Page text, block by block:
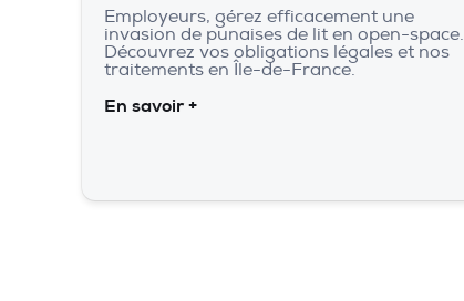
Employeurs, gérez efficacement une
invasion de punaises de lit en open-space.
Découvrez vos obligations légales et nos
traitements en Île-de-France.
En savoir +